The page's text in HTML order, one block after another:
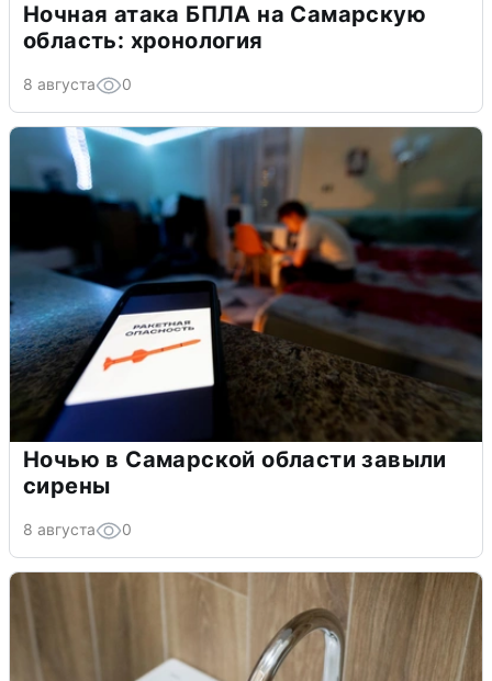
Ночная атака БПЛА на Самарскую
область: хронология
8 августа 0
Ночью в Самарской области завыли
сирены
8 августа 0